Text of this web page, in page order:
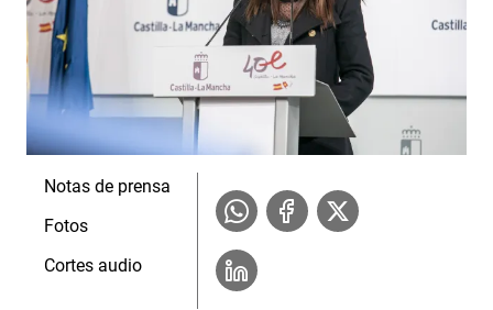
Notas de prensa
Fotos
Cortes audio